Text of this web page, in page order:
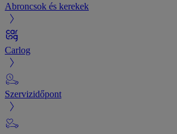
Abroncsok és kerekek
Carlog
Szervizidőpont